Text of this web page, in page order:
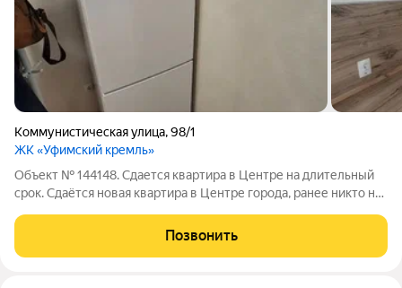
Коммунистическая улица,98/1
ЖК «Уфимский кремль»
Объект № 144148. Сдается квартира в Центре на длительный
срок. Сдаётся новая квартира в Центре города, ранее никто не
УУНиТ. Для проживания мебель и техника.
Позвонить